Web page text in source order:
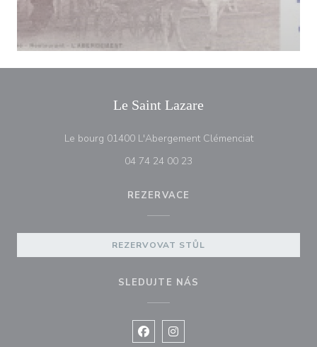
Le Saint Lazare
Le bourg 01400 L'Abergement Clémenciat((otevře se v
04 74 24 00 23
REZERVACE
REZERVOVAT STŮL
SLEDUJTE NÁS
Facebook ((otevře se v novém
Instagram ((otevře se v